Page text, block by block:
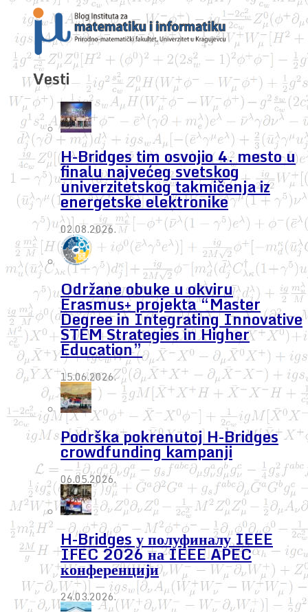
Vesti
H-Bridges tim osvojio 4. mesto u
finalu najvećeg svetskog
univerzitetskog takmičenja iz
energetske elektronike
02.08.2026.
Održane obuke u okviru
Erasmus+ projekta “Master
Degree in Integrating Innovative
STEM Strategies in Higher
Education”
15.06.2026.
Podrška pokrenutoj H-Bridges
crowdfunding kampanji
06.05.2026.
H-Bridges у полуфиналу IEEE
IFEC 2026 на IEEE APEC
конференцији
24.03.2026.